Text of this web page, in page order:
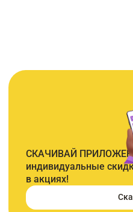
СКАЧИВАЙ
индивидуальные
в акциях!